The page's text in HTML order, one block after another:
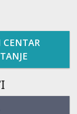
CENTAR